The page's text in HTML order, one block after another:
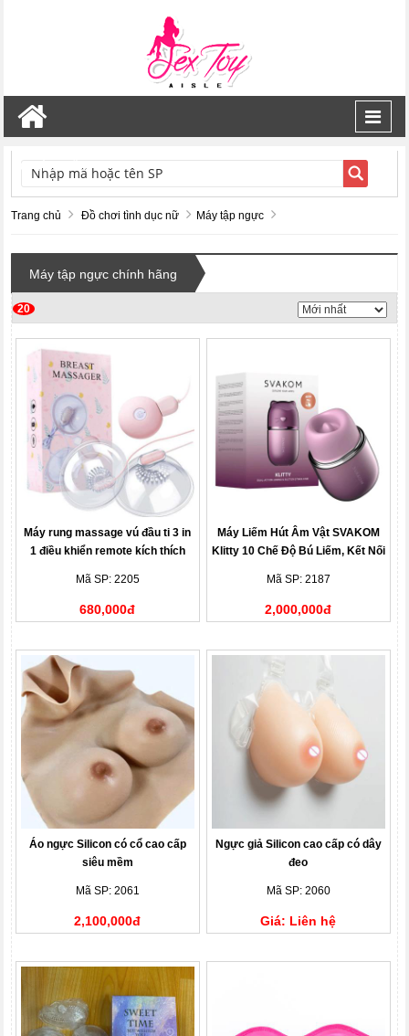
TÌM KIẾM
Trang chủ Đồ chơi tình dục nữ Máy tập ngực
Máy tập ngực chính hãng
20
Máy rung massage vú đầu ti 3 in
1 điều khiển remote kích thích
Mã SP: 2205
680,000đ
Máy Liếm Hút Âm Vật SVAKOM
Klitty 10 Chế Độ Bú Liếm, Kết Nối
Mã SP: 2187
2,000,000đ
Áo ngực Silicon có cổ cao cấp
siêu mềm
Mã SP: 2061
2,100,000đ
Ngực giả Silicon cao cấp có dây
đeo
Mã SP: 2060
Giá: Liên hệ